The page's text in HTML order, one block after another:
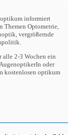
informiert
Optometrie,
vergrößernde
2-3 Wochen ein
oder
kostenlosen optikum